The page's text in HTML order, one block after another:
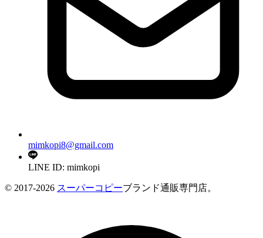
mimkopi8@gmail.com
LINE ID: mimkopi
© 2017-2026 スーパーコピーブランド通販専門店。